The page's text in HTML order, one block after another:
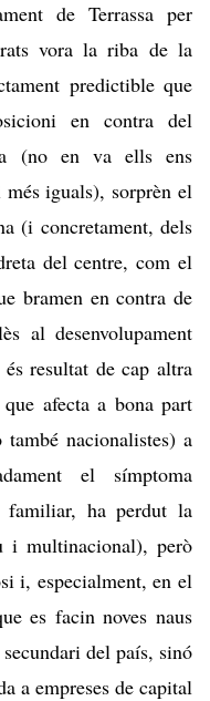
de Terrassa per
vora la riba de la
predictible que
en contra del
(no en va ells ens
iguals), sorprèn el
(i concretament, dels
del centre, com el
bramen en contra de
al desenvolupament
resultat de cap altra
afecta a bona part
també nacionalistes) a
el símptoma
familiar, ha perdut la
i multinacional), però
i, especialment, en el
es facin noves naus
del país, sinó
a empreses de capital